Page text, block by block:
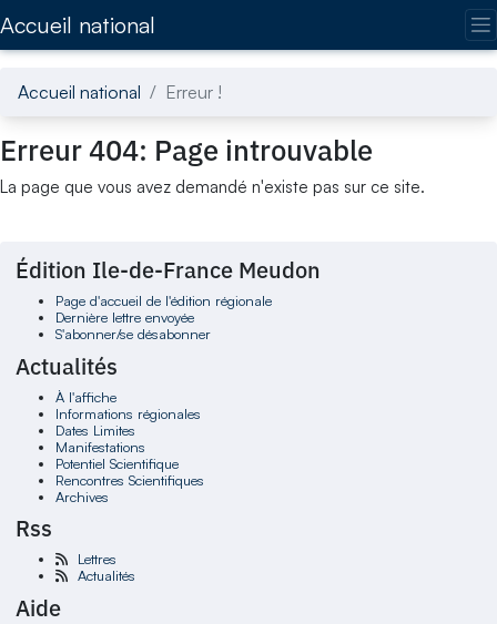
Accueil national
Accueil national Erreur !
Erreur 404: Page introuvable
La page que vous avez demandé n'existe pas sur ce site.
Édition Ile-de-France Meudon
Page d'accueil de l'édition régionale
Dernière lettre envoyée
S'abonner/se désabonner
Actualités
À l'affiche
Informations régionales
Dates Limites
Manifestations
Potentiel Scientifique
Rencontres Scientifiques
Archives
Rss
Lettres
Actualités
Aide